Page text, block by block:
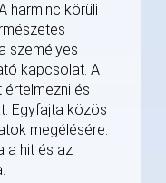
harminc körüli
személyes
kapcsolat. A
és
Egyfajta közös
megélésére.
a hit és az